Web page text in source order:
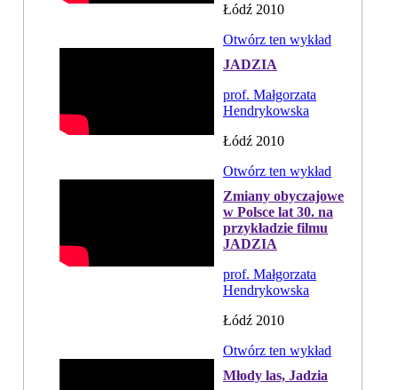
Łódź 2010
Otwórz ten wykład
JADZIA
prof. Małgorzata
Hendrykowska
Łódź 2010
Otwórz ten wykład
Zmiany obyczajowe
w Polsce lat 30. na
przykładzie filmu
JADZIA
prof. Małgorzata
Hendrykowska
Łódź 2010
Otwórz ten wykład
Młody las, Jadzia